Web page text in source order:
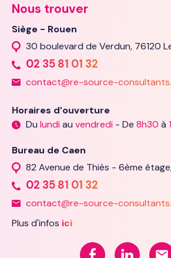
Nous trouver
Siège - Rouen
30 boulevard de Verdun, 76120
02 35 81 01 32
contact@re-source-
Horaires d’ouverture
Du lundi au vendredi - De 8h30 à
Bureau de Caen
82 Avenue de Thiès - 6ème
02 35 81 01 32
contact@re-source-
Plus d'infos ici